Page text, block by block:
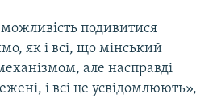
подивитися
як і всі, що мінський
але насправді
і всі це усвідомлюють»,